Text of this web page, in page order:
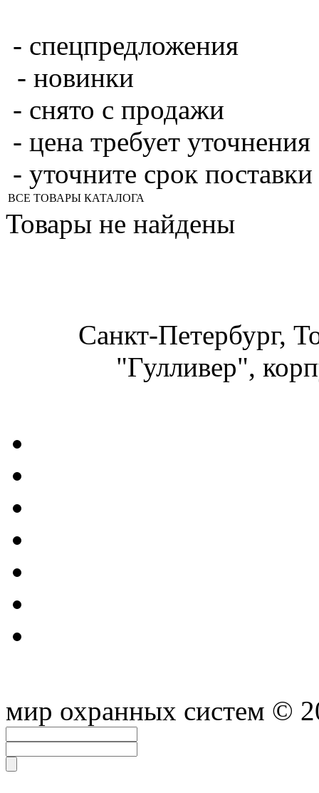
- спецпредложения
- новинки
- снято с продажи
- цена требует уточнения
- уточните срок поставки
ВСЕ ТОВАРЫ КАТАЛОГА
Товары не найдены
Санкт-Петербург,
"Гулливер",
мир охранных систем ©